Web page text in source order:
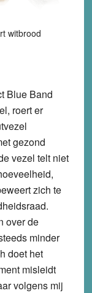
witbrood
Blue Band
roert er
gezond
vezel telt niet
zich te
over de
minder
doet het
misleidt
volgens mij